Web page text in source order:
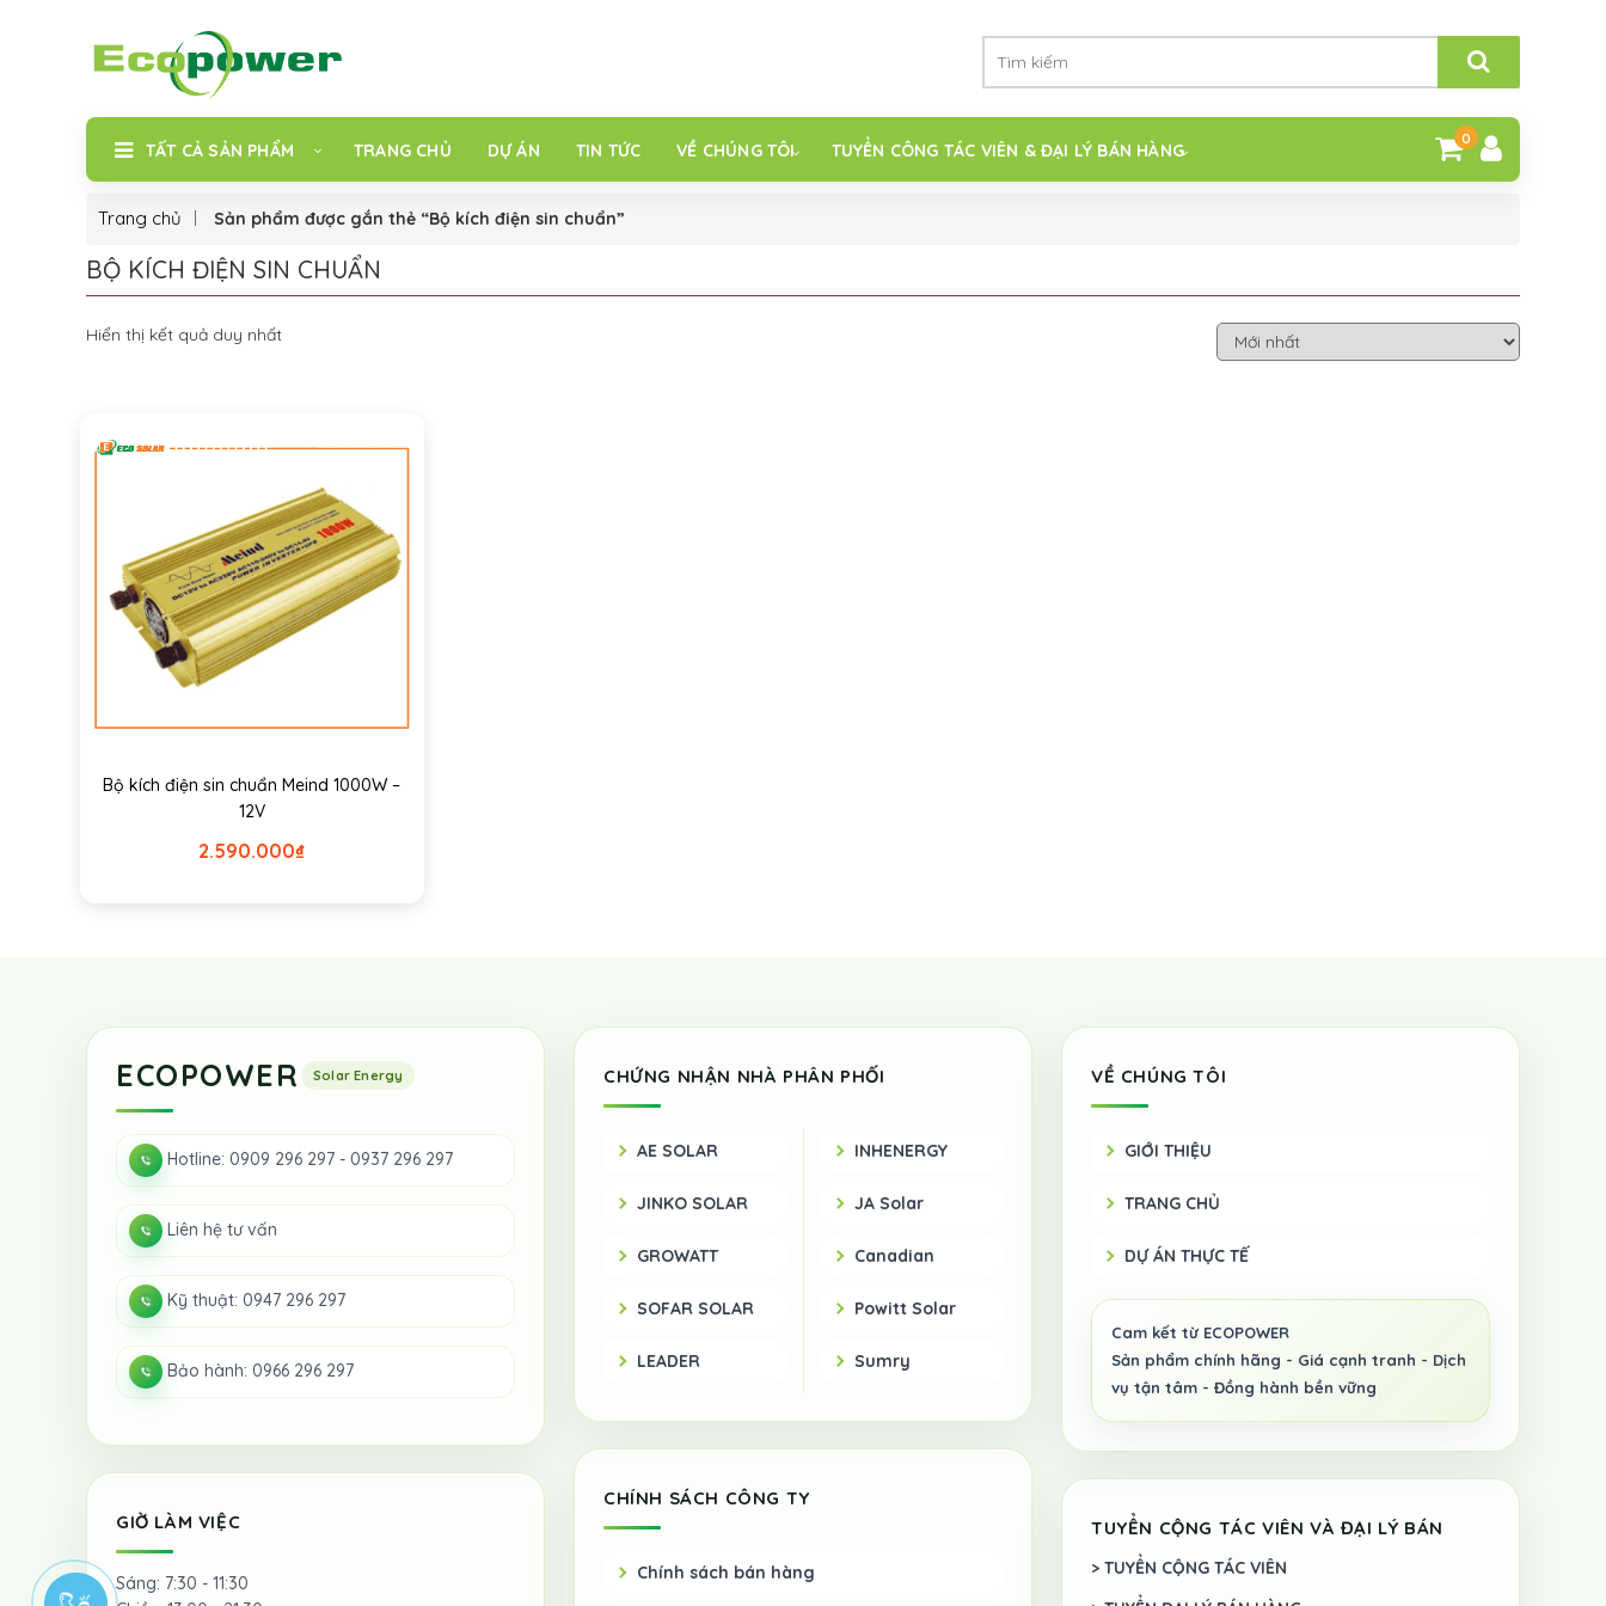
TẤT CẢ SẢN PHẨM TRANG CHỦ DỰ ÁN TIN TỨC VỀ CHÚNG TÔI TUYỂN CÔNG TÁC VIÊN & ĐẠI LÝ BÁN HÀNG
0
Trang chủ Sản phẩm được gắn thẻ “Bộ kích điện sin chuẩn”
BỘ KÍCH ĐIỆN SIN CHUẨN
Hiển thị kết quả duy nhất
Bộ kích điện sin chuẩn Meind 1000W –
12V
₫
2.590.000
ECOPOWER
Hotline: 0909 296 297 - 0937 296 297
Liên hệ tư vấn
Kỹ thuật: 0947 296 297
Bảo hành: 0966 296 297
GIỜ LÀM VIỆC
Sáng: 7:30 - 11:30
CHỨNG NHẬN NHÀ PHÂN PHỐI
AE SOLAR
JINKO SOLAR
GROWATT
SOFAR SOLAR
LEADER
INHENERGY
JA Solar
Canadian
Powitt Solar
Sumry
CHÍNH SÁCH CÔNG TY
Chính sách bán hàng
VỀ CHÚNG TÔI
GIỚI THIỆU
TRANG CHỦ
DỰ ÁN THỰC TẾ
TUYỂN CỘNG TÁC VIÊN VÀ ĐẠI LÝ BÁN
> TUYỂN CỘNG TÁC VIÊN